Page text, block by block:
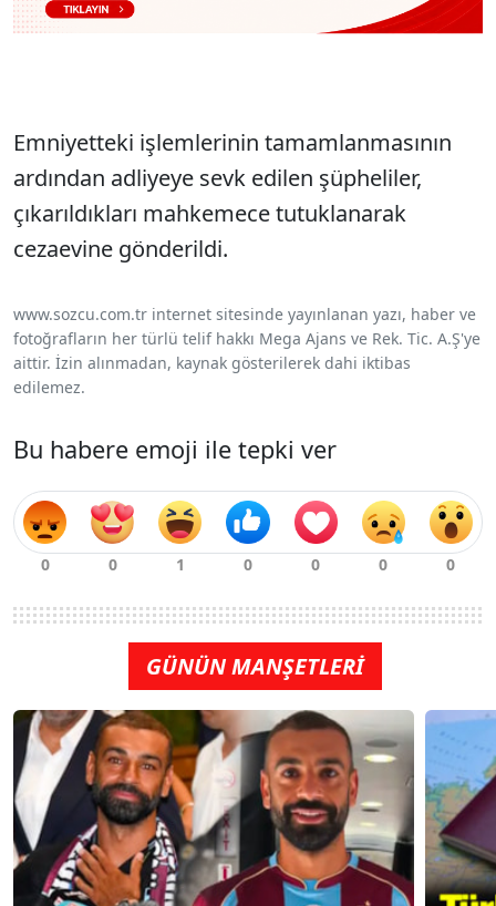
Emniyetteki işlemlerinin tamamlanmasının
ardından adliyeye sevk edilen şüpheliler,
çıkarıldıkları mahkemece tutuklanarak
cezaevine gönderildi.
www.sozcu.com.tr internet sitesinde yayınlanan yazı, haber ve
fotoğrafların her türlü telif hakkı Mega Ajans ve Rek. Tic. A.Ş'ye
aittir. İzin alınmadan, kaynak gösterilerek dahi iktibas
edilemez.
Bu habere emoji ile tepki ver
GÜNÜN MANŞETLERİ